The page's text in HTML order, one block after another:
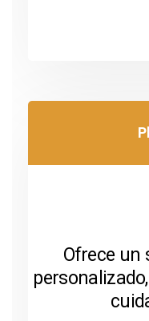
Ofrece un